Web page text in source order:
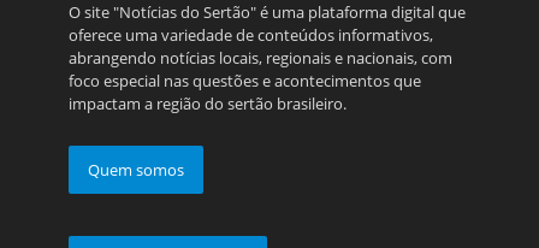
O site "Notícias do Sertão" é uma plataforma digital que
oferece uma variedade de conteúdos informativos,
abrangendo notícias locais, regionais e nacionais, com
foco especial nas questões e acontecimentos que
impactam a região do sertão brasileiro.
Quem somos